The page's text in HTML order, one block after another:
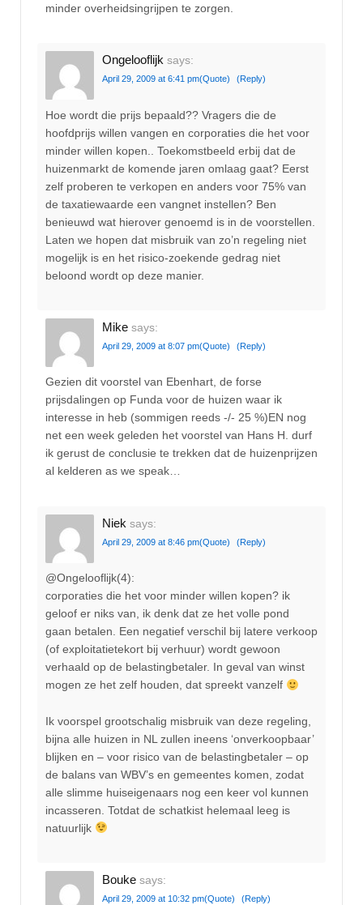
minder overheidsingrijpen te zorgen.
Ongelooflijk says:
April 29, 2009 at 6:41 pm(Quote) (Reply)
Hoe wordt die prijs bepaald?? Vragers die de
hoofdprijs willen vangen en corporaties die het voor
minder willen kopen.. Toekomstbeeld erbij dat de
huizenmarkt de komende jaren omlaag gaat? Eerst
zelf proberen te verkopen en anders voor 75% van
de taxatiewaarde een vangnet instellen? Ben
benieuwd wat hierover genoemd is in de voorstellen.
Laten we hopen dat misbruik van zo’n regeling niet
mogelijk is en het risico-zoekende gedrag niet
beloond wordt op deze manier.
Mike says:
April 29, 2009 at 8:07 pm(Quote) (Reply)
Gezien dit voorstel van Ebenhart, de forse
prijsdalingen op Funda voor de huizen waar ik
interesse in heb (sommigen reeds -/- 25 %)EN nog
net een week geleden het voorstel van Hans H. durf
ik gerust de conclusie te trekken dat de huizenprijzen
al kelderen as we speak…
Niek says:
April 29, 2009 at 8:46 pm(Quote) (Reply)
@Ongelooflijk(4):
corporaties die het voor minder willen kopen? ik
geloof er niks van, ik denk dat ze het volle pond
gaan betalen. Een negatief verschil bij latere verkoop
(of exploitatietekort bij verhuur) wordt gewoon
verhaald op de belastingbetaler. In geval van winst
mogen ze het zelf houden, dat spreekt vanzelf
Ik voorspel grootschalig misbruik van deze regeling,
bijna alle huizen in NL zullen ineens ‘onverkoopbaar’
blijken en – voor risico van de belastingbetaler – op
de balans van WBV’s en gemeentes komen, zodat
alle slimme huiseigenaars nog een keer vol kunnen
incasseren. Totdat de schatkist helemaal leeg is
natuurlijk
Bouke says:
April 29, 2009 at 10:32 pm(Quote) (Reply)